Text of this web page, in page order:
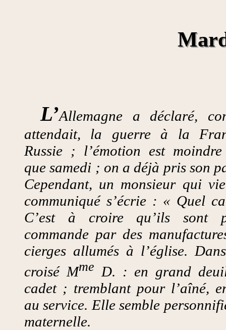
L’Allemagne a déclaré,
attendait, la guerre à la
Russie ; l’émotion est
que samedi ; on a déjà pris son
Cependant, un monsieur qui
communiqué s’écrie : « Quel
C’est à croire qu’ils sont
commande par des
cierges allumés à l’église.
croisé Mme D. : en grand
cadet ; tremblant pour l’aîné,
au service. Elle semble
maternelle.